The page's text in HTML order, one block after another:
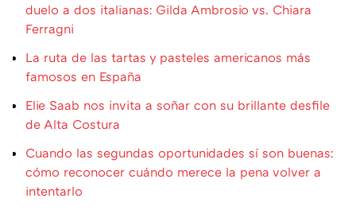
duelo a dos italianas: Gilda Ambrosio vs. Chiara
Ferragni
La ruta de las tartas y pasteles americanos más
famosos en España
Elie Saab nos invita a soñar con su brillante desfile
de Alta Costura
Cuando las segundas oportunidades sí son buenas:
cómo reconocer cuándo merece la pena volver a
intentarlo